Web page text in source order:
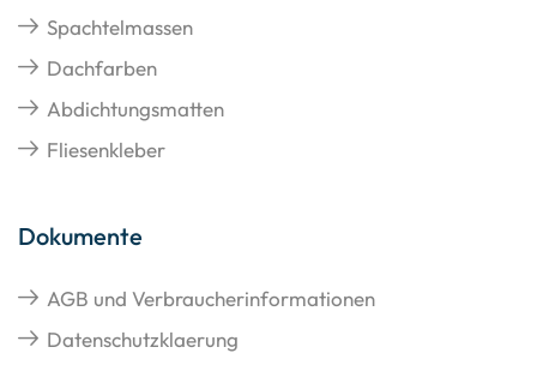
Spachtelmassen
Dachfarben
Abdichtungsmatten
Fliesenkleber
Dokumente
AGB und Verbraucherinformationen
Datenschutzklaerung